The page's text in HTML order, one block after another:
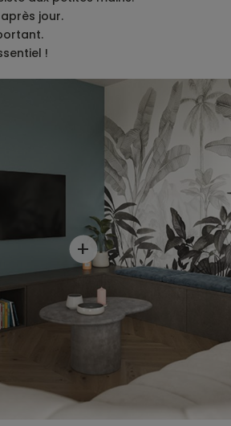
jour.
!
+